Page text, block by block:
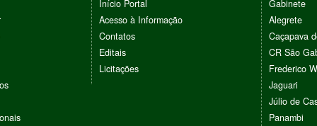
Início Portal
Acesso à Informação
Contatos
Editais
Licitações
Gabinete
Alegrete
Caçapava
CR São
Frederico
Jaguari
Júlio de
Panambi